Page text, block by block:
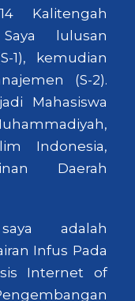
Kalitengah
lulusan
1), kemudian
(S-2).
Mahasiswa
Indonesia,
Daerah
adalah
Infus Pada
Internet of